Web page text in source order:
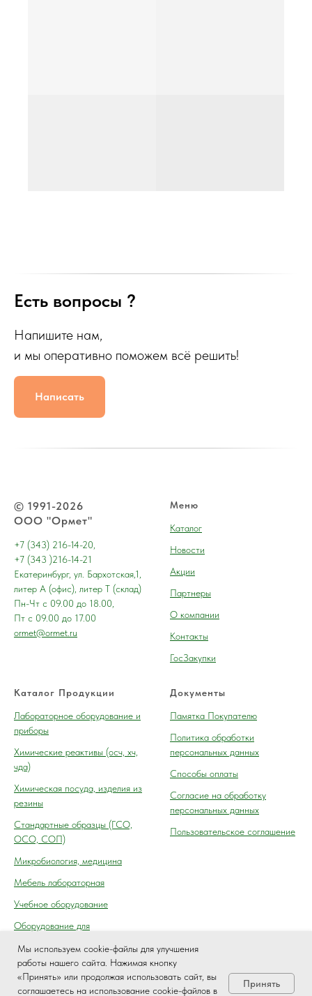
Есть вопросы ?
Напишите нам,
и мы оперативно поможем всё решить!
Написать
Мы используем cookie-файлы для улучшения
работы нашего сайта. Нажимая кнопку
«Принять» или продолжая использовать сайт, вы
соглашаетесь на использование cookie-файлов в
Принять
© 1991-2026
ООО "Ормет"
+7 (343) 216-14-20,
+7 (343 )216-14-21
Екатеринбург, ул. Бархотская,1,
литер А (офис), литер Т (склад)
Пн-Чт с 09.00 до 18.00,
Пт с 09.00 до 17.00
ormet@ormet.ru
Меню
Каталог
Новости
Акции
Партнеры
О компании
Контакты
ГосЗакупки
Каталог Продукции
Лабораторное оборудование и
приборы
Химические реактивы (осч, хч,
чда)
Химическая посуда, изделия из
резины
Cтандартные образцы (ГСО,
ОСО, СОП)
Микробиология, медицина
Мебель лабораторная
Учебное оборудование
Оборудование для
осмотра (контроля) ГАИ
Документы
Памятка Покупателю
Политика обработки
персональных данных
Способы оплаты
Согласие на обработку
персональных данных
Пользовательское соглашение